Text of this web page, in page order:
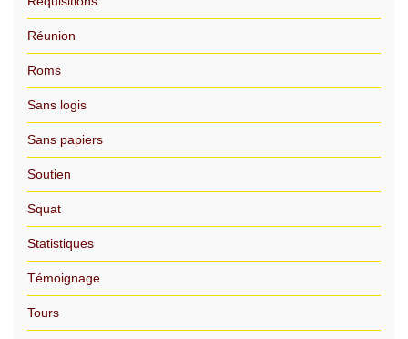
Réunion
Roms
Sans logis
Sans papiers
Soutien
Squat
Statistiques
Témoignage
Tours